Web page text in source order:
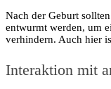
Nach der Geburt
entwurmt werden, um
verhindern. Auch hier
Interaktion mit